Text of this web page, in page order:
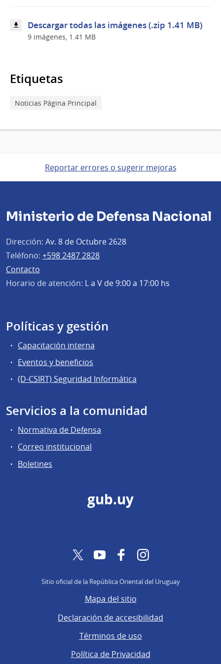
Descargar todas las imágenes (.zip 1.41 MB)
9 imágenes, 1.41 MB
Etiquetas
Noticias Página Principal
Reportar errores o sugerir mejoras
Ministerio de Defensa Nacional
Dirección: Av. 8 de Octubre 2628
Teléfono: +598 2487 2828
Contacto
Horario de atención: L a V de 9:00 a 17:00 hs
Políticas y gestión
Capacitación interna
Eventos y beneficios
(D-CSIRT) Seguridad Informática
Servicios a la comunidad
Normativa de Defensa
Correo institucional
Boletines
gub.uy
TwitterYouTubeFacebookInstagram
Sitio oficial de la República Oriental del Uruguay
Mapa del sitio
Declaración de accesibilidad
Términos de uso
Política de Privacidad